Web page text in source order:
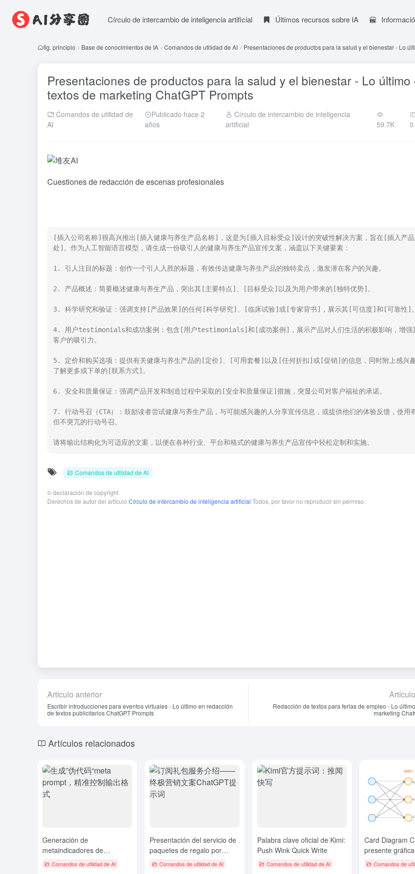
Círculo de intercambio de inteligencia artificial Últimos recursos sobre IA
fig. principio - Base de conocimientos de IA - Comandos de utilidad de AI - Presentaciones de productos para la salud y el bienestar - Lo
Presentaciones de productos para la salud y el bienestar - Lo último
textos de marketing ChatGPT Prompts
Comandos de utilidad de
AI
Publicado hace 2
años
Círculo de intercambio de inteligencia
artificial
59.7K 0
Cuestiones de redacción de escenas profesionales
[插入公司名称]很高兴推出[插入健康与养生产品名称]，这是为[插入目标受众]设计的突破性解决方案，旨在[插入产品
处]。作为人工智能语言模型，请生成一份吸引人的健康与养生产品宣传文案，涵盖以下关键要素：
1. 引人注目的标题：创作一个引人入胜的标题，有效传达健康与养生产品的独特卖点，激发潜在客户的兴趣。
2. 产品概述：简要概述健康与养生产品，突出其[主要特点]、[目标受众]以及为用户带来的[独特优势]。
3. 科学研究和验证：强调支持[产品效果]的任何[科学研究]、[临床试验]或[专家背书]，展示其[可信度]和[可靠性]。
4. 用户testimonials和成功案例：包含[用户testimonials]和[成功案例]，展示产品对人们生活的积极影响，增强
客户的吸引力。
5. 定价和购买选项：提供有关健康与养生产品的[定价]、[可用套餐]以及[任何折扣]或[促销]的信息，同时附上感兴
了解更多或下单的[联系方式]。
6. 安全和质量保证：强调产品开发和制造过程中采取的[安全和质量保证]措施，突显公司对客户福祉的承诺。
7. 行动号召（CTA）：鼓励读者尝试健康与养生产品，与可能感兴趣的人分享宣传信息，或提供他们的体验反馈，使用
但不突兀的行动号召。
请将输出结构化为可适应的文案，以便在各种行业、平台和格式的健康与养生产品宣传中轻松定制和实施。
Comandos de utilidad de AI
©declaración de copyright
Derechos de autor del artículo Círculo de intercambio de inteligencia artificial Todos, por favor no reproducir sin permiso.
Artículo anterior
Escribir introducciones para eventos virtuales - Lo último en redacción
de textos publicitarios ChatGPT Prompts
Redacción de textos para ferias de empleo - Lo
marketing
Artículos relacionados
Generación de
metaindicadores de
"pseudocódigo" para un
Comandos de utilidad de AI
Presentación del servicio de
paquetes de regalo por
suscripción: lo último en
Comandos de utilidad de AI
Palabra clave oficial de Kimi:
Push Wink Quick Write
Comandos de utilidad de AI
Card Diagram
presente
cualquier
Comandos de